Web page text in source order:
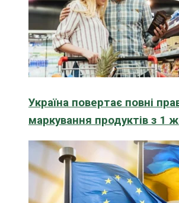
Україна повертає повні
маркування продуктів з 1